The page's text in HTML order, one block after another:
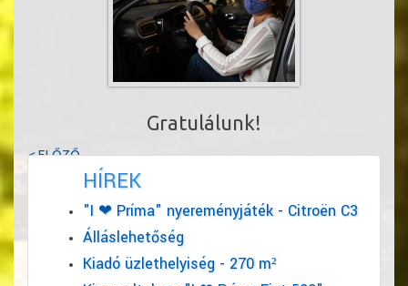
Gratulálunk!
< ELŐZŐ
HÍREK
"I ❤ Príma" nyereményjáték - Citroën C3
Álláslehetőség
Kiadó üzlethelyiség - 270 m²